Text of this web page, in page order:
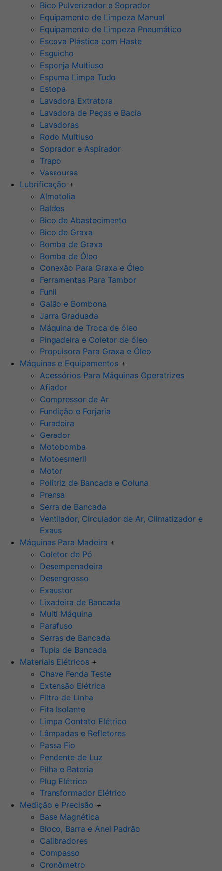
Bico Pulverizador e Soprador
Equipamento de Limpeza Manual
Equipamento de Limpeza Pneumático
Escova Plástica com Haste
Esguicho
Esponja Multiuso
Espuma Limpa Tudo
Estopa
Lavadora Extratora
Lavadora de Peças e Bacia
Lavadoras
Rodo Multiuso
Soprador e Aspirador
Trapo
Vassouras
Lubrificação +
Almotolia
Baldes
Bico de Abastecimento
Bico de Graxa
Bomba de Graxa
Bomba de Óleo
Conexão Para Graxa e Óleo
Ferramentas Para Tambor
Funil
Galão e Bombona
Jarra Graduada
Máquina de Troca de óleo
Pingadeira e Coletor de óleo
Propulsora Para Graxa e Óleo
Máquinas e Equipamentos +
Acessórios Para Máquinas Operatrizes
Afiador
Compressor de Ar
Fundição e Forjaria
Furadeira
Gerador
Motobomba
Motoesmeril
Motor
Politriz de Bancada e Coluna
Prensa
Serra de Bancada
Ventilador, Circulador de Ar, Climatizador e
Exaus
Máquinas Para Madeira +
Coletor de Pó
Desempenadeira
Desengrosso
Exaustor
Lixadeira de Bancada
Multi Máquina
Parafuso
Serras de Bancada
Tupia de Bancada
Materiais Elétricos +
Chave Fenda Teste
Extensão Elétrica
Filtro de Linha
Fita Isolante
Limpa Contato Elétrico
Lâmpadas e Refletores
Passa Fio
Pendente de Luz
Pilha e Bateria
Plug Elétrico
Transformador Elétrico
Medição e Precisão +
Base Magnética
Bloco, Barra e Anel Padrão
Calibradores
Compasso
Cronômetro